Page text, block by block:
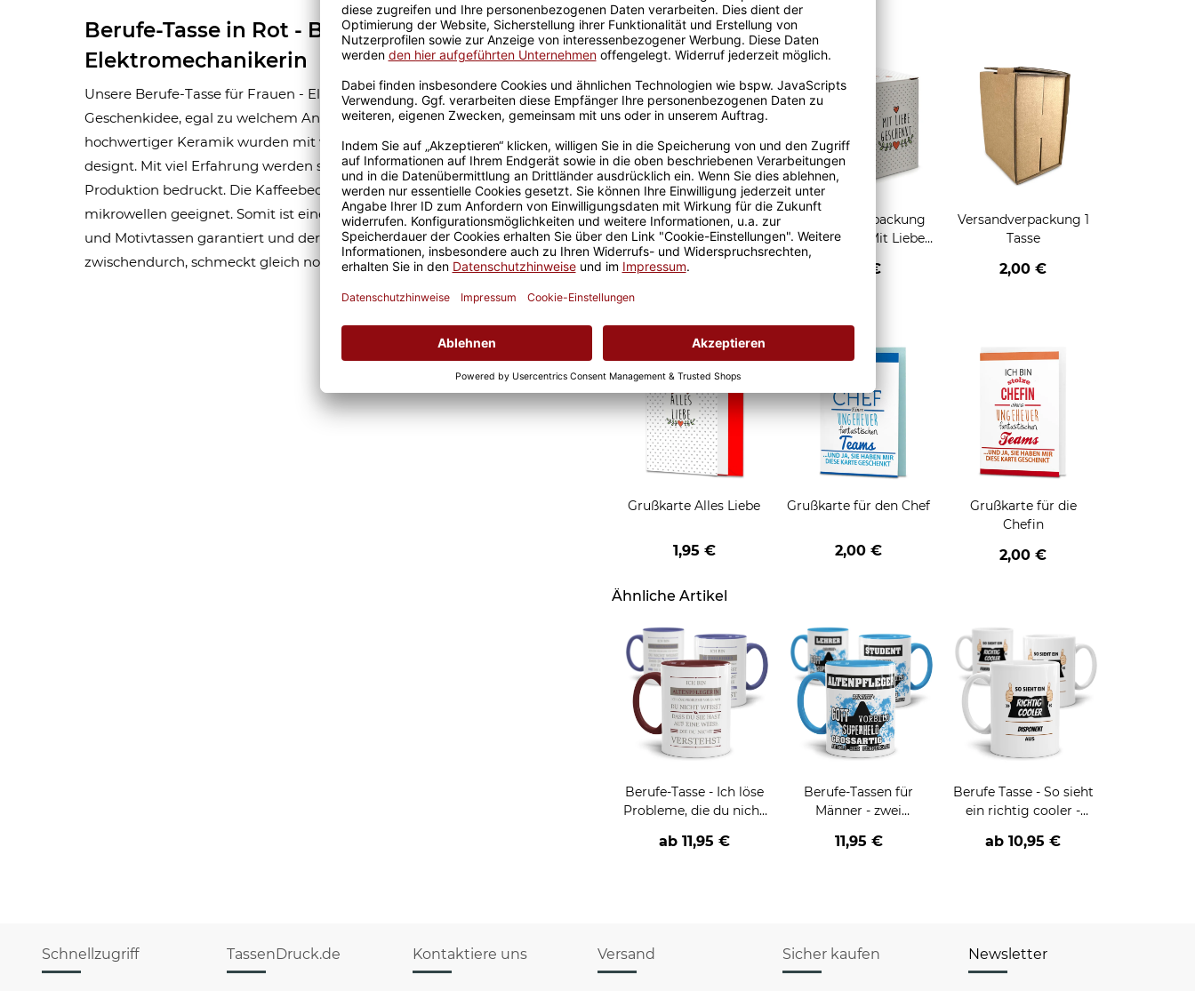
Berufe-Tasse in Rot - Bedeutung einer
Elektromechanikerin
Unsere Berufe-Tasse für Frauen - Elektromechanikerin - ist eine tolle
Geschenkidee, egal zu welchem Anlass. Unsere roten Berufe-Tassen aus
hochwertiger Keramik wurden mit viel Liebe von unserem Grafik-Team
designt. Mit viel Erfahrung werden sie Handmade in unserer eigenen
Produktion bedruckt. Die Kaffeebecher sind spülmaschinen- und
mikrowellen geeignet. Somit ist eine lange Freude an unseren Fototassen
und Motivtassen garantiert und der Kaffee am Morgen, oder
zwischendurch, schmeckt gleich nochmal so gut.
Passende Verpackungen
Geschenkverpackung 1
Tasse mit Fenster
2,50 €
Geschenkverpackung
für Tassen - Mit Liebe
2,95 €
Versandverpackung 1
Tasse
2,00 €
Grußkarten zum Verschenken
Grußkarte Alles Liebe
1,95 €
Grußkarte für den Chef
2,00 €
Grußkarte für die
Chefin
2,00 €
Ähnliche Artikel
Berufe-Tasse - Ich löse
Probleme, die du nicht
verschiedene Berufe
ab 11,95 €
Berufe-Tassen für
Männer - zwei
11,95 €
Berufe Tasse - So sieht
ein richtig cooler -
ab10,95 €
Schnellzugriff TassenDruck.de Kontaktiere uns Versand Sicher kaufen Newsletter